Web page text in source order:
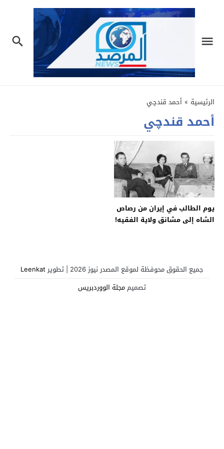
الرئيسية » أحمد قندچي
أحمد قندچي
يوم الطالب في إيران من رصاص
الشاه إلى مشانق ولاية الفقيه!
جميع الحقوق محوفظة لموقع المصدر نيوز 2026 | تطوير
Leenkat
تصميممجلة الووردبريس